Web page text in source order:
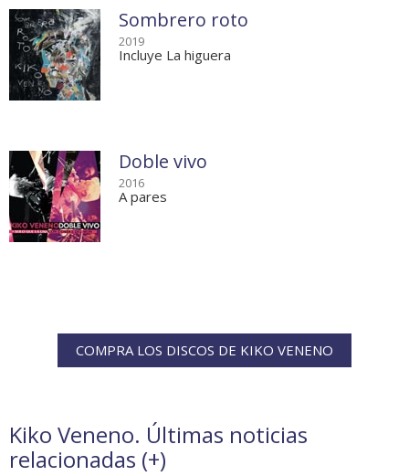
Sombrero roto
2019
Incluye La higuera
Doble vivo
2016
A pares
COMPRA LOS DISCOS DE KIKO VENENO
Kiko Veneno. Últimas noticias
relacionadas (+)